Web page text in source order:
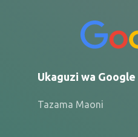
Ukaguzi wa Google
Tazama Maoni